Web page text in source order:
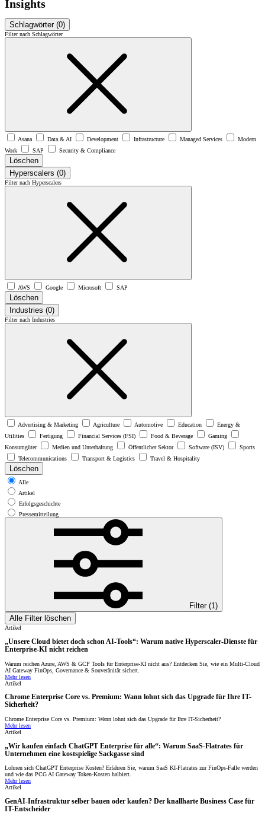
Insights
Schlagwörter (0)
Filter nach Schlagwörter
Asana Data & AI Development Infrastructure Managed Services
Modern
Work
SAP Security & Compliance
Löschen
Hyperscalers (0)
Filter nach Hyperscalers
AWS Google Microsoft SAP
Löschen
Industries (0)
Filter nach Industries
Advertising & Marketing Agriculture Automotive Education
Energy &
Utilities
Fertigung Financial Services (FSI) Food & Beverage
Gaming
Konsumgüter
Medien und Unterhaltung Öffentlicher Sektor Software (ISV)
Sports
Telecommunications
Transport & Logistics Travel & Hospitality
Löschen
Alle
Artikel
Erfolgsgeschichte
Pressemitteilung
Filter (1)
Alle Filter löschen
Artikel
„Unsere Cloud bietet doch schon AI-Tools“: Warum native Hyperscaler-Dienste für
Enterprise-KI nicht reichen
Warum reichen Azure, AWS & GCP Tools für Enterprise-KI nicht aus? Entdecken Sie, wie ein Multi-Cloud
AI Gateway FinOps, Governance & Souveränität sichert.
Mehr lesen
Artikel
Chrome Enterprise Core vs. Premium: Wann lohnt sich das Upgrade für Ihre IT-
Sicherheit?
Chrome Enterprise Core vs. Premium: Wann lohnt sich das Upgrade für Ihre IT-Sicherheit?
Mehr lesen
Artikel
„Wir kaufen einfach ChatGPT Enterprise für alle“: Warum SaaS-Flatrates für
Unternehmen eine kostspielige Sackgasse sind
Lohnen sich ChatGPT Enterprise Kosten? Erfahren Sie, warum SaaS KI-Flatrates zur FinOps-Falle werden
und wie das PCG AI Gateway Token-Kosten halbiert.
Mehr lesen
Artikel
GenAI-Infrastruktur selber bauen oder kaufen? Der knallharte Business Case für
IT-Entscheider